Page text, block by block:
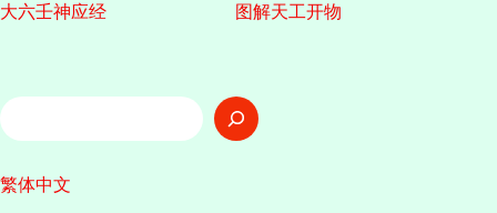
大六壬神应经 图解天工开物
搜
索
繁体中文